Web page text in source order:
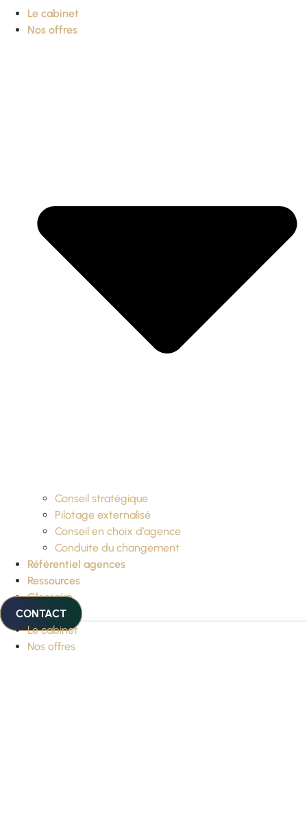
Le cabinet
Nos offres
Conseil stratégique
Pilotage externalisé
Conseil en choix d’agence
Conduite du changement
Référentiel agences
Ressources
Glossaire
CONTACT
Le cabinet
Nos offres